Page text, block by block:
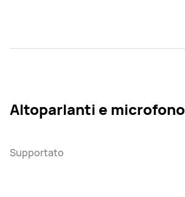
Altoparlanti e microfono
Supportato